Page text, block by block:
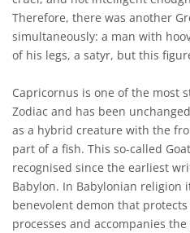
Therefore, there was another
simultaneously: a man with
of his legs, a satyr, but this
Capricornus is one of the most
Zodiac and has been
as a hybrid creature with the
part of a fish. This so-called
recognised since the earliest
Babylon. In Babylonian religion
benevolent demon that
processes and accompanies